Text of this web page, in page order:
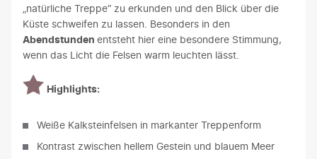
„natürliche Treppe“ zu erkunden und den Blick über die
Küste schweifen zu lassen. Besonders in den
Abendstunden entsteht hier eine besondere Stimmung,
wenn das Licht die Felsen warm leuchten lässt.
Highlights:
Weiße Kalksteinfelsen in markanter Treppenform
Kontrast zwischen hellem Gestein und blauem Meer